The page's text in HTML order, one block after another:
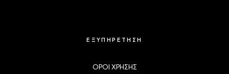
ΕΞΥΠΗΡΕΤΗΣΗ
ΟΡΟΙ ΧΡΗΣΗΣ